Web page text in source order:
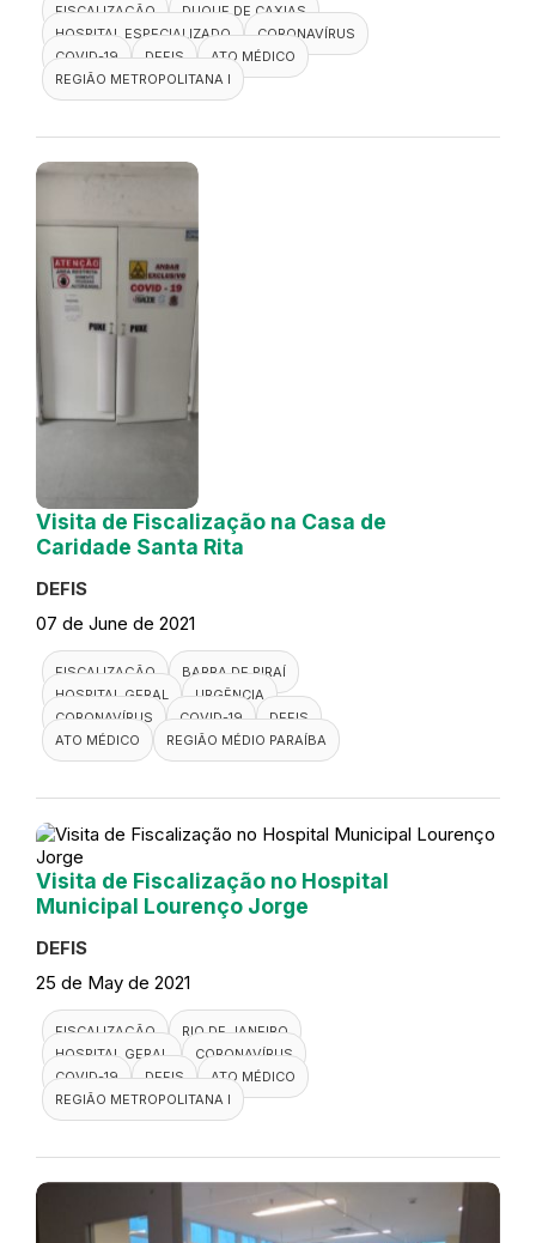
FISCALIZAÇÃO
DUQUE DE CAXIAS
HOSPITAL ESPECIALIZADO
CORONAVÍRUS
COVID-19
DEFIS
ATO MÉDICO
REGIÃO METROPOLITANA I
Visita de Fiscalização na Casa de
Caridade Santa Rita
DEFIS
07 de June de 2021
FISCALIZAÇÃO
BARRA DE PIRAÍ
HOSPITAL GERAL
URGÊNCIA
CORONAVÍRUS
COVID-19
DEFIS
ATO MÉDICO
REGIÃO MÉDIO PARAÍBA
Visita de Fiscalização no Hospital
Municipal Lourenço Jorge
DEFIS
25 de May de 2021
FISCALIZAÇÃO
RIO DE JANEIRO
HOSPITAL GERAL
CORONAVÍRUS
COVID-19
DEFIS
ATO MÉDICO
REGIÃO METROPOLITANA I